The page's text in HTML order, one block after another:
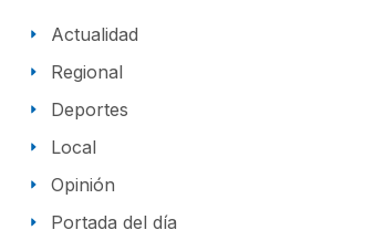
Actualidad
Regional
Deportes
Local
Opinión
Portada del día